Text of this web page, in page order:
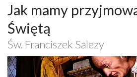
Jak mamy
Świętą
Św. Franciszek Salezy